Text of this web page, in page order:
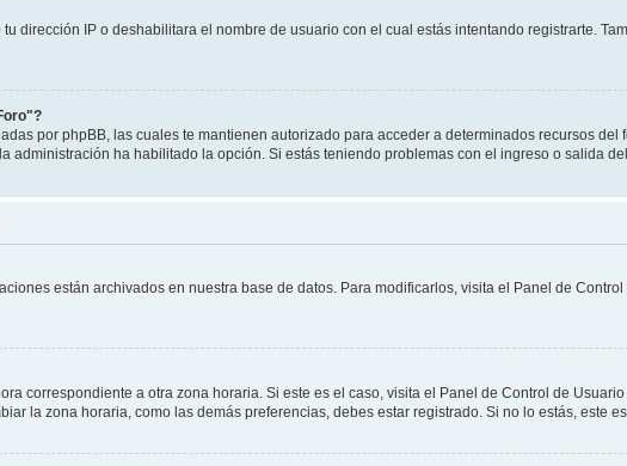
dirección IP o deshabilitara el nombre de usuario con el cual estás intentando registrarte.
por phpBB, las cuales te mantienen autorizado para acceder a determinados recursos
administración ha habilitado la opción. Si estás teniendo problemas con el ingreso o salida
están archivados en nuestra base de datos. Para modificarlos, visita el Panel de
correspondiente a otra zona horaria. Si este es el caso, visita el Panel de Control de
la zona horaria, como las demás preferencias, debes estar registrado. Si no lo estás, este